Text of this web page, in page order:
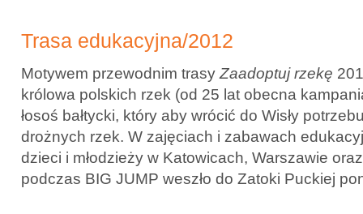
Trasa edukacyjna/2012
Motywem przewodnim trasy Zaadoptuj rzekę
królowa polskich rzek (od 25 lat obecna
łosoś bałtycki, który aby wrócić do Wisły
drożnych rzek. W zajęciach i zabawach
dzieci i młodzieży w Katowicach, Warszawie
podczas BIG JUMP weszło do Zatoki Puckiej